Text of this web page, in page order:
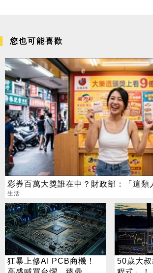
您也可能喜歡
彩券百萬大獎誰在中？財政部：「這類
生活
狂暴上修AI PCB商機！
50歲大